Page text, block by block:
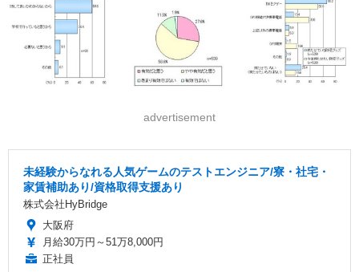
advertisement
未経験からなれる人気ゲームのテストエンジニア/寮・社宅・
家賃補助あり/資格取得支援あり
株式会社HyBridge
大阪府
月給30万円～51万8,000円
正社員